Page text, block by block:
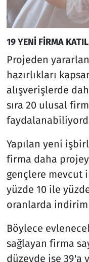
19 YENİ FİRMA
Projeden
hazırlıkları
alışverişlerde
sıra 20 ulusal
Yapılan yeni
firma daha
gençlere mevcut
yüzde 10 ile
oranlarda indirim
Böylece
sağlayan firma
düzeyde ise 39'a